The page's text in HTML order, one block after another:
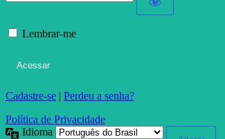
Lembrar-me
Cadastre-se | Perdeu a senha?
Política de Privacidade
Idioma